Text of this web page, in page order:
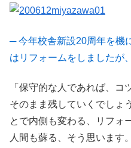
─ 今年校舎新設20周年を機
はリフォームをしましたが
「保守的な人であれば、
そのまま残していくでしょ
とで内側も変わる、リフォ
人間も蘇る、そう思います